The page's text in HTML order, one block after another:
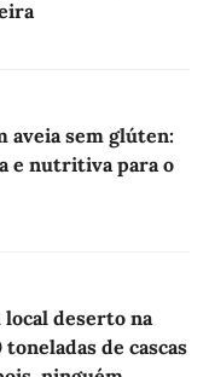
aveia sem glúten:
e nutritiva para o
local deserto na
de cascas